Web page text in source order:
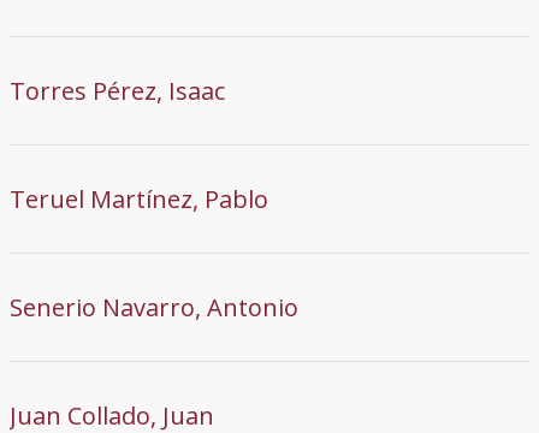
Torres Pérez, Isaac
Teruel Martínez, Pablo
Senerio Navarro, Antonio
Juan Collado, Juan